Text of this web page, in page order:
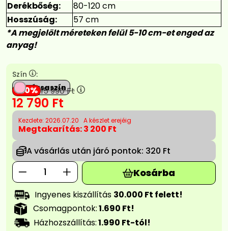
Derékbőség:
80-120 cm
Hosszúság:
57 cm
*A megjelölt méreteken felül 5-10 cm-et enged az
anyag!
Szín
:
Rózsaszín
20 15 990Ft
12 790 Ft
Kezdete: 2026.07.20 A készlet erejéig
Megtakarítás:3 200 Ft
A vásárlás után járó pontok: 320 Ft
Kosárba
Ingyenes kiszállítás 30.000 Ft felett!
Csomagpontok:1.690 Ft!
Házhozszállítás:1.990 Ft-tól!